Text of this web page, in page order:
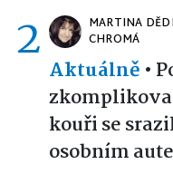
2
MARTINA
CHROMÁ
Aktuálně •
kouři se
osobním